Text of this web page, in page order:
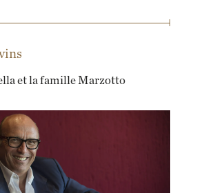
et la famille Marzotto